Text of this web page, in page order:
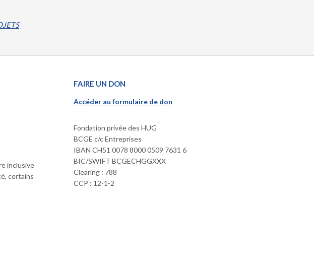
inclusive
certains
FAIRE UN DON
Accéder au formulaire de don
Fondation privée des HUG
BCGE c/c Entreprises
IBAN CH51 0078 8000 0509 7631 6
BIC/SWIFT BCGECHGGXXX
Clearing : 788
CCP : 12-1-2